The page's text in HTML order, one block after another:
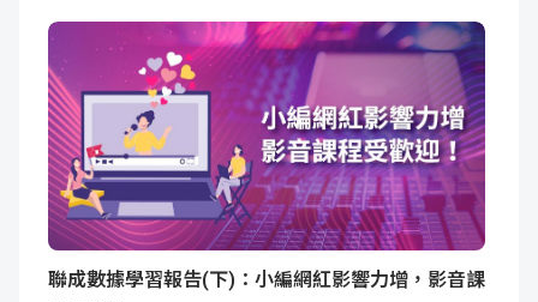
聯成數據學習報告(下)：小編網紅影響力增，影音課